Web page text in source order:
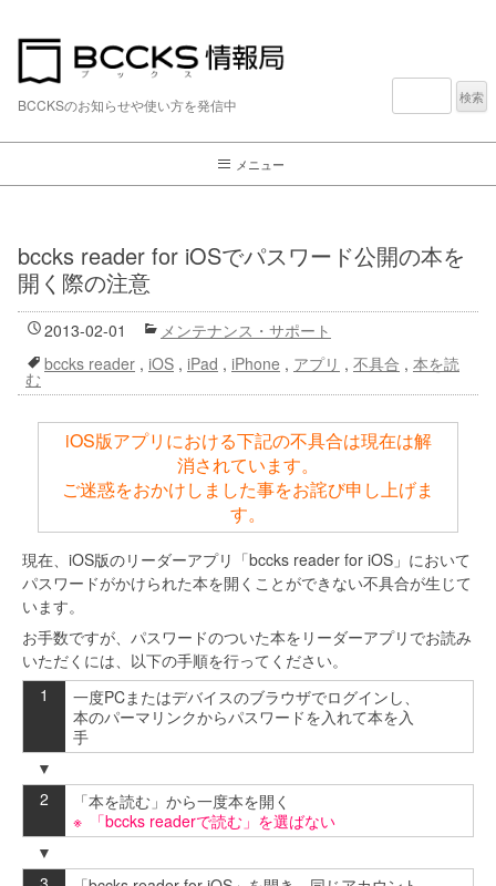
BCCKSのお知らせや使い方を発信中
検
メニュー
bccks reader for iOSでパスワード公開の本を
開く際の注意
2013-02-01
メンテナンス・サポート
bccks reader , iOS , iPad , iPhone , アプリ , 不具合 , 本を読
む
iOS版アプリにおける下記の不具合は現在は解
消されています。
ご迷惑をおかけしました事をお詫び申し上げま
す。
現在、iOS版のリーダーアプリ「bccks reader for iOS」において
パスワードがかけられた本を開くことができない不具合が生じて
います。
お手数ですが、パスワードのついた本をリーダーアプリでお読み
いただくには、以下の手順を行ってください。
一度PCまたはデバイスのブラウザでログインし、
本のパーマリンクからパスワードを入れて本を入
手
「本を読む」から一度本を開く
「bccks readerで読む」を選ばない